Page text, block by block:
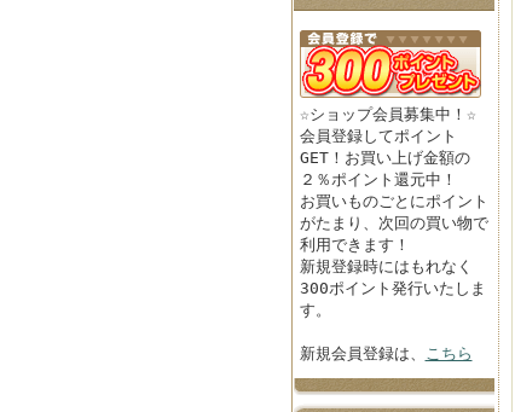
☆ショップ会員募集中！☆
会員登録してポイント
GET！お買い上げ金額の
２％ポイント還元中！
お買いものごとにポイント
がたまり、次回の買い物で
利用できます！
新規登録時にはもれなく
300ポイント発行いたしま
す。
新規会員登録は、 こちら